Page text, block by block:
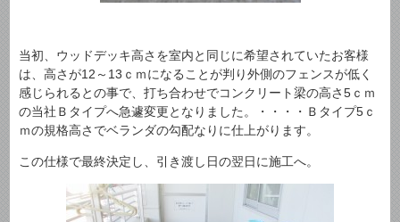
当初、ウッドデッキ高さを室内と同じに希望されていたお客様
は、高さが12～13ｃｍになることが判り外側のフェンスが低く
感じられるとの事で、打ち合わせでコンクリート梁の高さ5ｃｍ
の当社Ｂタイプへ急遽変更となりました。・・・・Ｂタイプ5ｃ
ｍの規格高さでベランダの勾配なりに仕上がります。
この仕様で最終決定し、引き渡し日の翌日に施工へ。